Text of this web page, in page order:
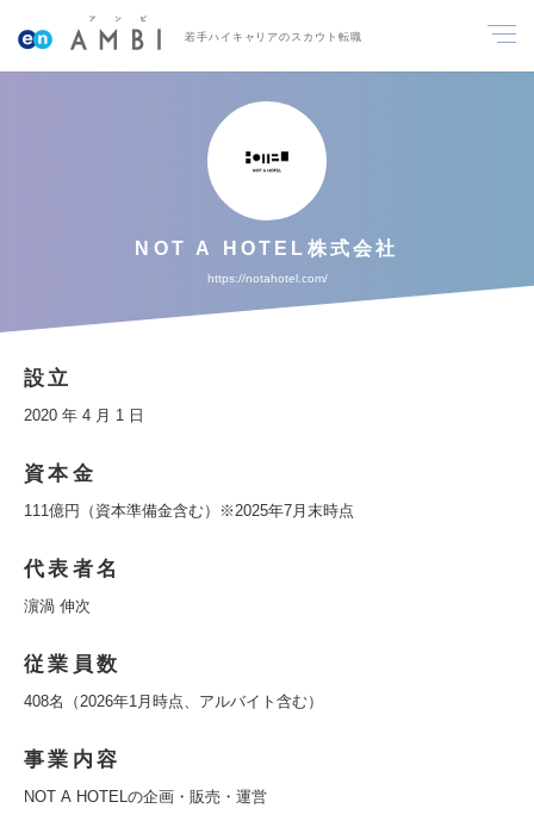
若手ハイキャリアのスカウト転職
NOT A HOTEL株式会社
https://notahotel.com/
設立
2020 年 4 月 1 日
資本金
111億円（資本準備金含む）※2025年7月末時点
代表者名
濵渦 伸次
従業員数
408名（2026年1月時点、アルバイト含む）
事業内容
NOT A HOTELの企画・販売・運営